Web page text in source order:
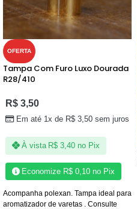
OFERTA
Tampa Com Furo Luxo Dourada
R28/410
R$3,50
Em até 1x de R$ 3,50 sem juros
À vista R$ 3,40 no Pix
Economize R$ 0,10 no Pix
Acompanha polexan. Tampa ideal para
aromatizador de varetas . Consulte